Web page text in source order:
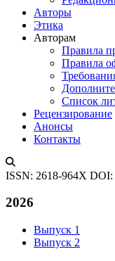
Авторы
Этика
Авторам
Правила
Правила
Список
Рецензирование
Анонсы
Контакты
ISSN: 2618-964X DOI:
2026
Выпуск 1
Выпуск 2